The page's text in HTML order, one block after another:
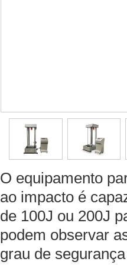
O equipamento
ao impacto é
de 100J ou 200J
podem observar
grau de